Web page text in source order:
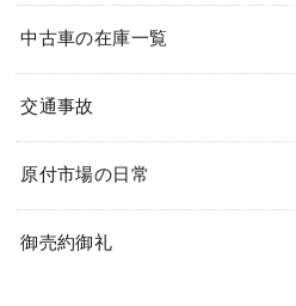
中古車の在庫一覧
交通事故
原付市場の日常
御売約御礼